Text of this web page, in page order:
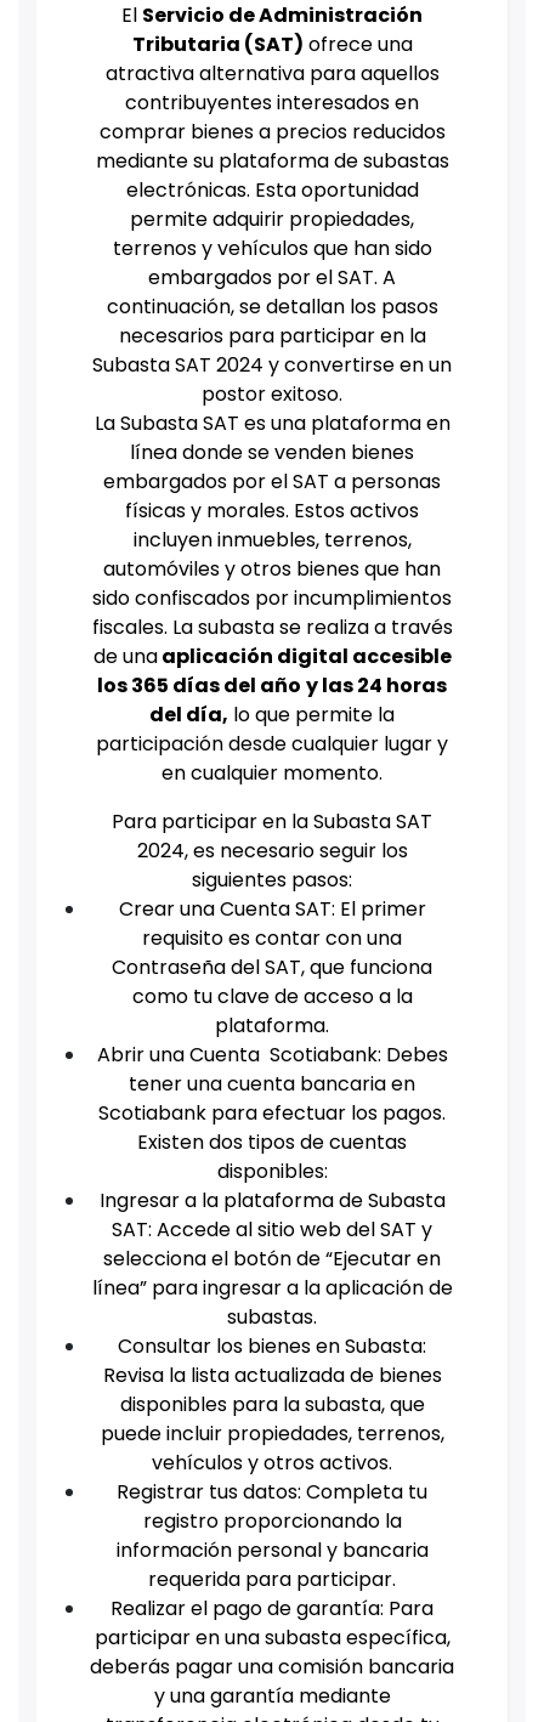
El Servicio de Administración
Tributaria (SAT) ofrece una
atractiva alternativa para aquellos
contribuyentes interesados en
comprar bienes a precios reducidos
mediante su plataforma de subastas
electrónicas. Esta oportunidad
permite adquirir propiedades,
terrenos y vehículos que han sido
embargados por el SAT. A
continuación, se detallan los pasos
necesarios para participar en la
Subasta SAT 2024 y convertirse en un
postor exitoso.
La Subasta SAT es una plataforma en
línea donde se venden bienes
embargados por el SAT a personas
físicas y morales. Estos activos
incluyen inmuebles, terrenos,
automóviles y otros bienes que han
sido confiscados por incumplimientos
fiscales. La subasta se realiza a través
de unaaplicación digital accesible
los 365 días del año y las 24 horas
del día, lo que permite la
participación desde cualquier lugar y
en cualquier momento.
Para participar en la Subasta SAT
2024, es necesario seguir los
siguientes pasos:
Crear una Cuenta SAT: El primer
requisito es contar con una
Contraseña del SAT, que funciona
como tu clave de acceso a la
plataforma.
Abrir una Cuenta Scotiabank: Debes
tener una cuenta bancaria en
Scotiabank para efectuar los pagos.
Existen dos tipos de cuentas
disponibles:
Ingresar a la plataforma de Subasta
SAT: Accede al sitio web del SAT y
selecciona el botón de “Ejecutar en
línea” para ingresar a la aplicación de
subastas.
Consultar los bienes en Subasta:
Revisa la lista actualizada de bienes
disponibles para la subasta, que
puede incluir propiedades, terrenos,
vehículos y otros activos.
Registrar tus datos: Completa tu
registro proporcionando la
información personal y bancaria
requerida para participar.
Realizar el pago de garantía: Para
participar en una subasta específica,
deberás pagar una comisión bancaria
y una garantía mediante